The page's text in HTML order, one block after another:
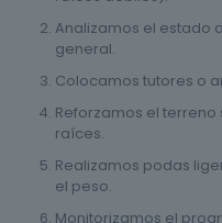
Analizamos el estado
general.
Colocamos tutores o
Reforzamos el terreno
raíces.
Realizamos podas
el peso.
Monitorizamos el